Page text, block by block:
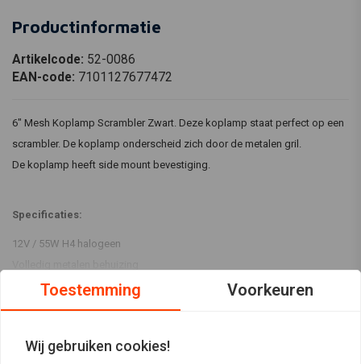
Productinformatie
Artikelcode: 52-0086
EAN-code: 7101127677472
6" Mesh Koplamp Scrambler Zwart. Deze koplamp staat perfect op een
scrambler. De koplamp onderscheid zich door de metalen gril.
De koplamp heeft side mount bevestiging.
Specificaties:
12V / 55W H4 halogeen
Glazen lens
Inclusief E-keur.¬†
Lees meerToestemming Voorkeuren
Wij gebruiken cookies!